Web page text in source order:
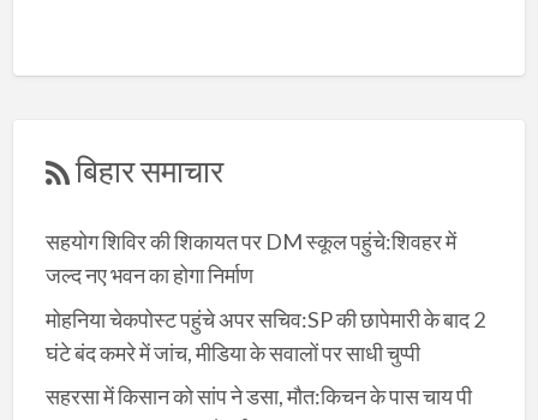
बिहार समाचार
सहयोग शिविर की शिकायत पर DM स्कूल पहुंचे:शिवहर में
जल्द नए भवन का होगा निर्माण
मोहनिया चेकपोस्ट पहुंचे अपर सचिव:SP की छापेमारी के बाद 2
घंटे बंद कमरे में जांच, मीडिया के सवालों पर साधी चुप्पी
सहरसा में किसान को सांप ने डसा, मौत:किचन के पास चाय पी